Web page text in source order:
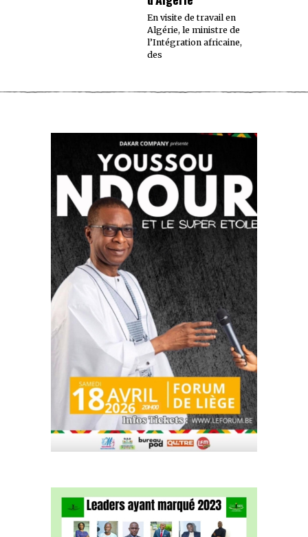
En visite de travail en
Algérie, le ministre de
l’Intégration africaine,
des